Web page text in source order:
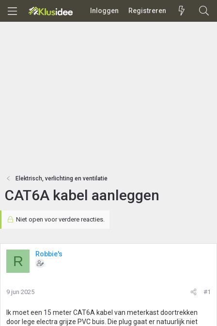
Inloggen Registreren
Elektrisch, verlichting en ventilatie
CAT6A kabel aanleggen
Niet open voor verdere reacties.
R Robbie's
9 jun 2025 #1
Ik moet een 15 meter CAT6A kabel van meterkast doortrekken
door lege electra grijze PVC buis. Die plug gaat er natuurlijk niet